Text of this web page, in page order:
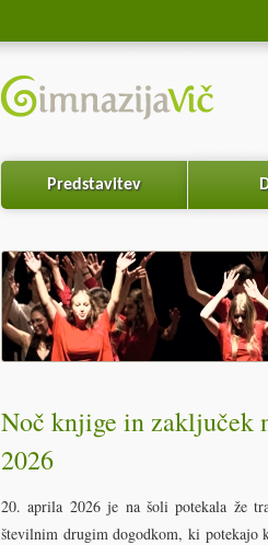
Predstavitev
Noč knjige in zaključek
2026
20. aprila 2026 je na šoli potekala že
številnim drugim dogodkom, ki potekajo